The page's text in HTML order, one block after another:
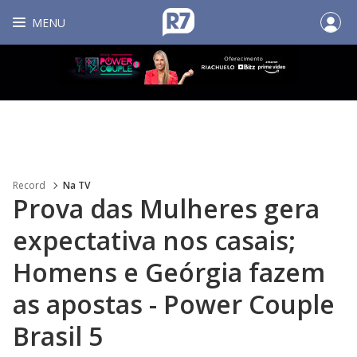
MENU
Record Na TV
Prova das Mulheres gera
expectativa nos casais;
Homens e Geórgia fazem
as apostas - Power Couple
Brasil 5